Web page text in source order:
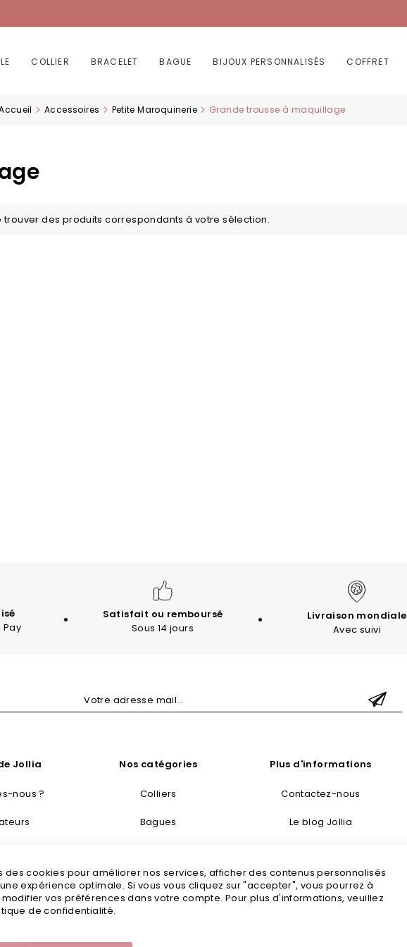
COLLIER BRACELET BAGUE BIJOUX PERSONNALISÉS COFFRET
Accessoires Petite Maroquinerie Grande trousse à maquillage
trouver des produits correspondants à votre sélection.
Pay
Satisfait ou remboursé
Sous 14 jours
Livraison mondiale
Avec suivi
Jollia
nous ?
tailles
Nos catégories
Colliers
Bagues
Boucles d’oreilles
Plus d'informations
Contactez-nous
Le blog Jollia
Mentions légales
des cookies pour améliorer nos services, afficher des contenus personnalisés
expérience optimale. Si vous vous cliquez sur "accepter", vous pourrez à
vos préférences dans votre compte. Pour plus d'informations, veuillez
de confidentialité.